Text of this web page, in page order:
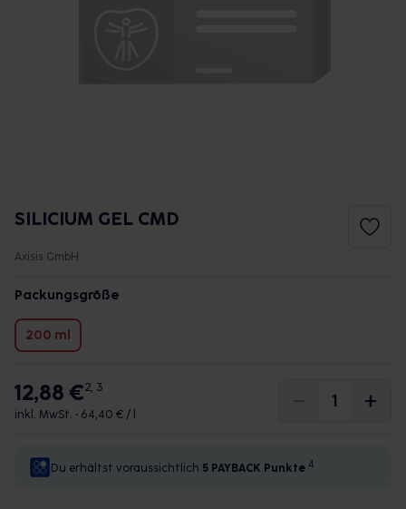
SILICIUM GEL CMD
Axisis GmbH
Packungsgröße
200 ml
12,88 €2, 3
inkl. MwSt. • 64,40 € / l
Du erhältst voraussichtlich 5 PAYBACK Punkte 4